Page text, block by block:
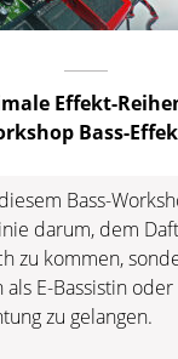
Effekt-
Bass-
Bass-
darum, dem
zu kommen,
E-Bassistin oder
zu gelangen.